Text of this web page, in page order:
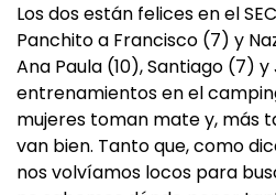
Los dos están felices en el
Panchito a Francisco (7) y
Ana Paula (10), Santiago (7)
entrenamientos en el
mujeres toman mate y, más
van bien. Tanto que, como
nos volvíamos locos para